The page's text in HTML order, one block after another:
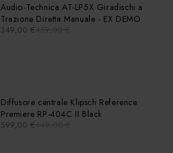
Audio-Technica AT-LP5X Giradischi a
Trazione Diretta Manuale - EX DEMO
349,00€
Diffusore centrale Klipsch Reference
Premiere RP-404C II Black
599,00€